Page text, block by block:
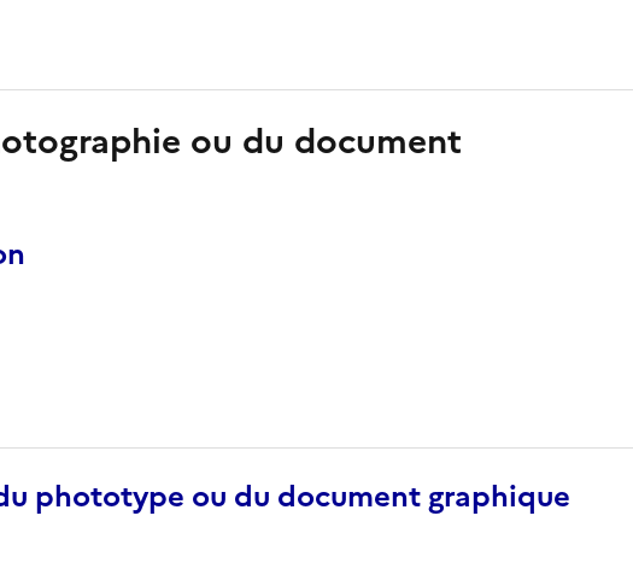
ou du document
phototype ou du document graphique